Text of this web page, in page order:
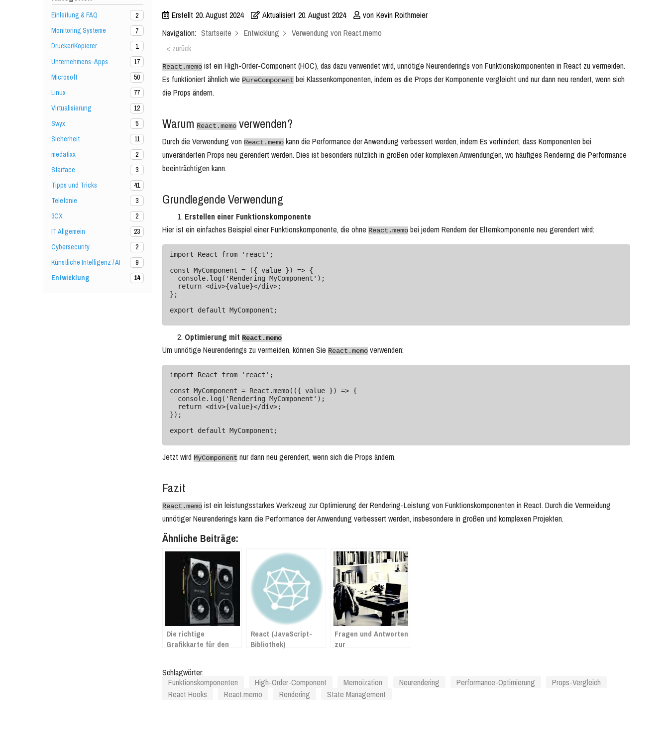
Einleitung & FAQ
2
Monitoring Systeme
7
Drucker/Kopierer
1
Unternehmens-Apps
17
Microsoft
50
Linux
77
Virtualisierung
12
Swyx
5
Sicherheit
11
medatixx
2
Starface
3
Tipps und Tricks
41
Telefonie
3
3CX
2
IT Allgemein
23
Cybersecurity
2
Künstliche Intelligenz / AI
9
Entwicklung
14
Erstellt 20. August 2024 Aktualisiert 20. August 2024 von Kevin Roithmeier
Navigation: Startseite Entwicklung
Verwendung von React.memo
< zurück
React.memo ist ein High-Order-Component (HOC), das dazu verwendet wird, unnötige Neurenderings von Funktionskomponenten in React zu vermeiden.
Es funktioniert ähnlich wie PureComponent bei Klassenkomponenten, indem es die Props der Komponente vergleicht und nur dann neu rendert, wenn sich
die Props ändern.
Warum React.memo verwenden?
Durch die Verwendung von React.memo kann die Performance der Anwendung verbessert werden, indem Es verhindert, dass Komponenten bei
unveränderten Props neu gerendert werden. Dies ist besonders nützlich in großen oder komplexen Anwendungen, wo häufiges Rendering die Performance
beeinträchtigen kann.
Grundlegende Verwendung
Erstellen einer Funktionskomponente
Hier ist ein einfaches Beispiel einer Funktionskomponente, die ohne React.memo bei jedem Rendern der Elternkomponente neu gerendert wird:
import React from 'react';
const MyComponent = ({ value }) => {
};
export default MyComponent;
Optimierung mit React.memo
Um unnötige Neurenderings zu vermeiden, können Sie React.memo verwenden:
import React from 'react';
const MyComponent = React.memo(({ value }) => {
});
export default MyComponent;
Jetzt wird MyComponent nur dann neu gerendert, wenn sich die Props ändern.
Fazit
React.memo ist ein leistungsstarkes Werkzeug zur Optimierung der Rendering-Leistung von Funktionskomponenten in React. Durch die Vermeidung
unnötiger Neurenderings kann die Performance der Anwendung verbessert werden, insbesondere in großen und komplexen Projekten.
Ähnliche Beiträge:
Die richtige
Grafikkarte für den
React (JavaScript-
Bibliothek)
Fragen und Antworten
zur
Schlagwörter:
Funktionskomponenten
High-Order-Component Memoization Neurendering Performance-Optimierung
Props-Vergleich
React Hooks
React.memo Rendering State Management